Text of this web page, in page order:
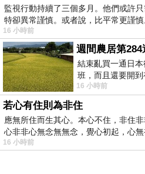
監視行動持續了三個多月。他們或許
特卻異常謹慎。或者說，比平常更謹
16 小時前
結束亂買一通日
班，而且還要開
花不少錢，星期一
16 小時前
若心有住則為非住
應無所住而生其心。本心不住，非住
心非非心無念無無念，覺心初起，心
16 小時前